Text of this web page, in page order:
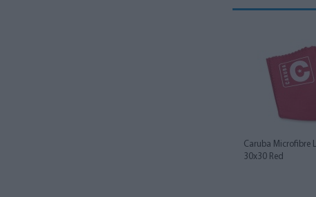
Caruba Microfibre
30x30 Red